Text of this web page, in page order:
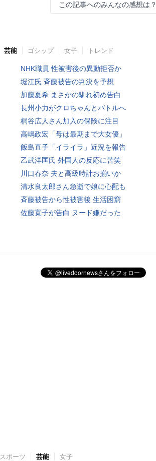
この記事へのみんなの感想は？
芸能 ゴシップ 女子 トレンド
NHK職員 性被害後の異動拒否か
堀江氏 斉藤被告の判決を予想
加藤夏希 まさかの馴れ初め告白
長州小力がクロちゃんとバトルへ
桐谷広人さん加入の保険に注目
高嶋政宏「母は最期まで大女優」
飯島直子「イライラ」近況を報告
乙武洋匡氏 外国人の反応に苦笑
川口春奈 夫と高級時計お揃いか
清水良太郎さん急逝で娘に心配も
斉藤被告から性被害後 生活困窮
佐藤寛子が告白 ヌード嫌だった
スポーツ 芸能 女子